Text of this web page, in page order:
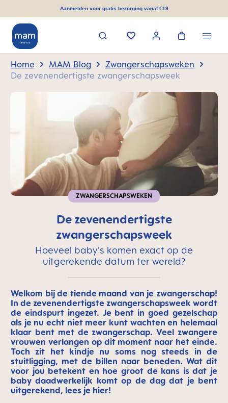
Aanmelden voor gratis bezorging vanaf €19
Home MAM Blog
Zwangerschapsweken
De zevenendertigste zwangerschapsweek
ZWANGERSCHAPSWEKEN
De zevenendertigste
zwangerschapsweek
Hoeveel baby's komen exact op de
uitgerekende datum ter wereld?
Welkom bij de tiende maand van je zwangerschap!
In de zevenendertigste zwangerschapsweek wordt
de eindspurt ingezet. Je bent in goed gezelschap
als je nu echt niet meer kunt wachten en helemaal
klaar bent met de zwangerschap. Veel zwangere
vrouwen verlangen op dit moment naar het einde.
Toch zit het kindje nu soms nog steeds in de
stuitligging, met de billen naar beneden. Wat dit
voor jou betekent en hoe groot de kans is dat je
baby daadwerkelijk komt op de dag dat je bent
uitgerekend, lees je hier!